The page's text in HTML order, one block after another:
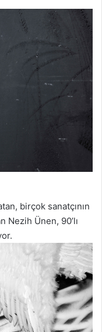
birçok sanatçının
Ünen, 90’lı